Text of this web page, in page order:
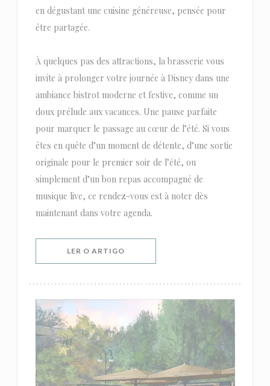
en dégustant une cuisine généreuse, pensée pour
être partagée.
À quelques pas des attractions, la brasserie vous
invite à prolonger votre journée à Disney dans une
ambiance bistrot moderne et festive, comme un
doux prélude aux vacances. Une pause parfaite
pour marquer le passage au cœur de l’été. Si vous
êtes en quête d’un moment de détente, d’une sortie
originale pour le premier soir de l’été, ou
simplement d’un bon repas accompagné de
musique live, ce rendez-vous est à noter dès
maintenant dans votre agenda.
LER O ARTIGO((ABRE NUMA NOVA JANELA))